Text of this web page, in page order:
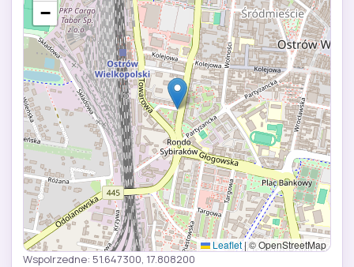
−
Leaflet|© OpenStreetMap
Wspolrzedne: 51.647300, 17.808200